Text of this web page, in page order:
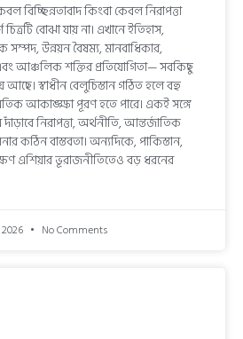
বিচ্ছিন্নতাবাদ কিংবা কেবল নিরাপত্তা
বোঝা যায় না। এখানে ইতিহাস,
উন্নয়ন বৈষম্য, মানবাধিকার,
আঞ্চলিক শক্তির প্রতিযোগিতা— সবকিছু
স্বাধীন বেলুচিস্তান গঠিত হলে বহু
আকাঙ্ক্ষা পূরণ হতে পারে। একই সঙ্গে
নিরাপত্তা, অর্থনীতি, আন্তর্জাতিক
কঠিন বাস্তবতা। অন্যদিকে, পাকিস্তান,
এশিয়ার ভূরাজনীতিতেও বড় ধরনের
No Comments